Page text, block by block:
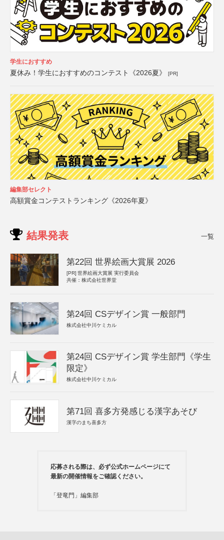
学生におすすめ
夏休み！学生におすすめのコンテスト《2026夏》 [PR]
編集部セレクト
高額賞金コンテストランキング《2026年夏》
結果発表 一覧
第22回 世界絵画大賞展 2026
[PR] 世界絵画大賞展 実行委員会
共催：株式会社世界堂
第24回 CSデザイン賞 一般部門
株式会社中川ケミカル
第24回 CSデザイン賞 学生部門《学生
限定》
株式会社中川ケミカル
第71回 喜多方発感じる漢字あそび
漢字のまち喜多方
応募される際は、必ず公式ホームページにて
最新の開催情報をご確認ください。
「登竜門」編集部